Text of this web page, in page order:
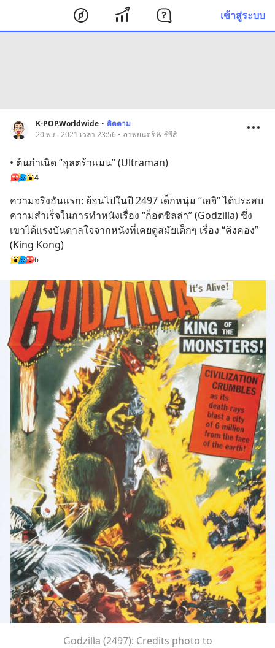
เข้าสู่ระบบ
K-POP.Worldwide • ติดตาม
20 พ.ย. 2021 เวลา 23:56 • ภาพยนตร์ & ซีรีส์
• ต้นกำเนิด “อุลตร้าแมน” (Ultraman)
4
ความจริงอันแรก: ย้อนไปในปี 2497 เด็กหนุ่ม “เอจิ” ได้ประสบ
ความสำเร็จในการทำหนังเรื่อง “ก็อตซิลล่า” (Godzilla) ซึ่ง
เขาได้แรงบันดาลใจจากหนังที่เคยดูสมัยเด็กๆ เรื่อง “คิงคอง”
(King Kong)
6
Godzilla (2497): Credits photo to